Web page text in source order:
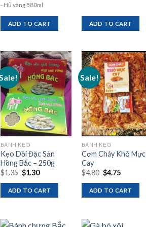
- Hủ vàng 580ml
ADD TO CART ADD TO CART
Sale!
Add to
wishlist
BÁNH KẸO
Kẹo Dồi Đặc Sản
Hồng Bắc – 250g
$1.35 Original
price
$1.35.
$1.30Current
$1.30.
ADD TO CART
Sale!
Add to
wishlist
BÁNH KẸO
Cơm Cháy Khô Mực
Cay
$4.80 Original
price
$4.80.
$4.75Current
$4.75.
ADD TO CART